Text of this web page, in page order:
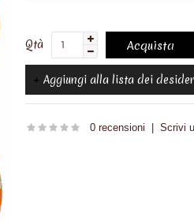
Qtà
Aggiungi alla lista dei
0 recensioni Scrivi